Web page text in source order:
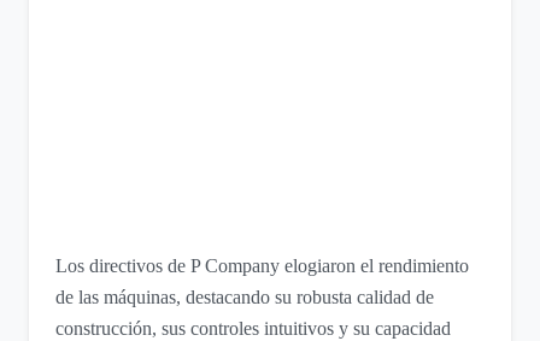
Los directivos de P Company elogiaron el rendimiento
de las máquinas, destacando su robusta calidad de
construcción, sus controles intuitivos y su capacidad